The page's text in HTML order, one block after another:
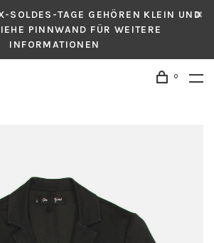
SOLDES-TAGE GEHÖREN KLEIN UND
PINNWAND FÜR WEITERE
INFORMATIONEN
0